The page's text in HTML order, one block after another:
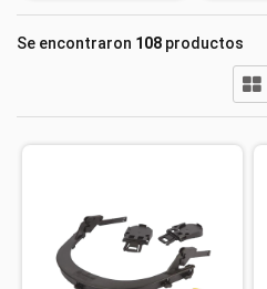
Se encontraron 108 productos